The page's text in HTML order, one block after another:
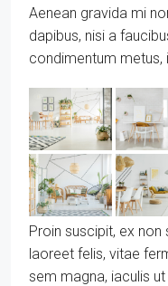
Aenean gravida mi
dapibus, nisi a
condimentum metus,
Proin suscipit, ex
laoreet felis, vitae
sem magna, iaculis